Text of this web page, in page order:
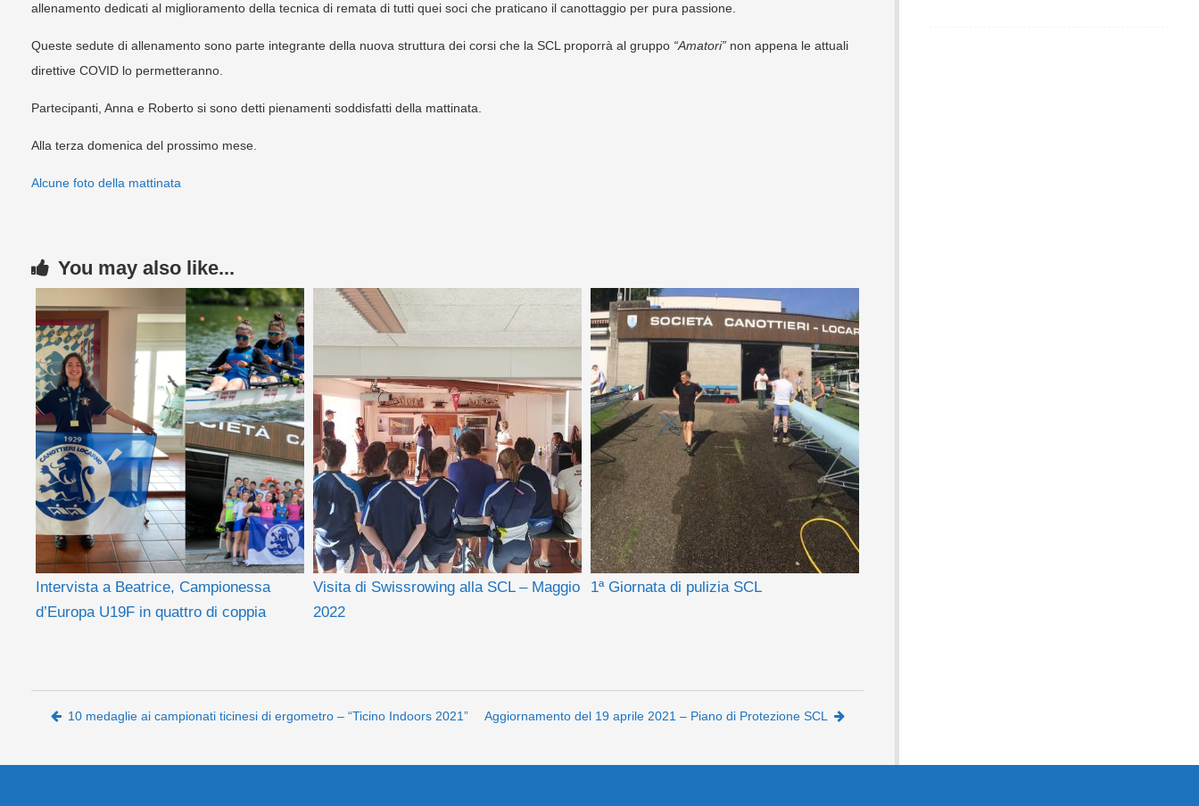
allenamento dedicati al miglioramento della tecnica di remata di tutti quei soci che praticano il canottaggio per pura passione.
Queste sedute di allenamento sono parte integrante della nuova struttura dei corsi che la SCL proporrà al gruppo “Amatori” non appena le attuali
direttive COVID lo permetteranno.
Partecipanti, Anna e Roberto si sono detti pienamenti soddisfatti della mattinata.
Alla terza domenica del prossimo mese.
Alcune foto della mattinata
You may also like...
Intervista a Beatrice, Campionessa
d’Europa U19F in quattro di coppia
Visita di Swissrowing alla SCL – Maggio
2022
1ª Giornata di pulizia SCL
Post navigation
10 medaglie ai campionati ticinesi di ergometro – “Ticino Indoors 2021” Aggiornamento del 19 aprile 2021 – Piano di Protezione SCL